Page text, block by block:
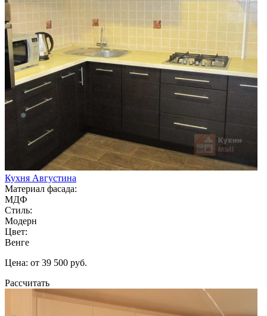
Кухня Августина
Материал фасада:
МДФ
Стиль:
Модерн
Цвет:
Венге
Цена: от 39 500 руб.
Рассчитать